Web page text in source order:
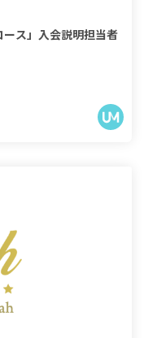
ス」入会説明担当者